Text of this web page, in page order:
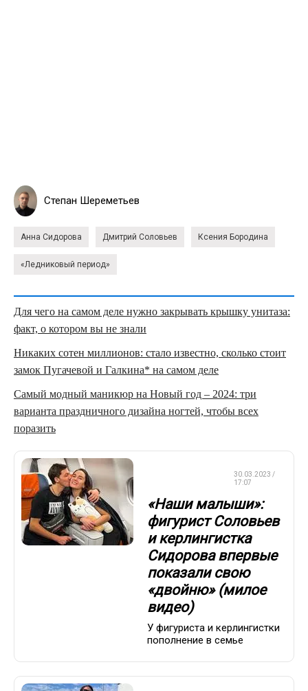
Степан Шереметьев
Анна Сидорова Дмитрий Соловьев Ксения Бородина
«Ледниковый период»
Для чего на самом деле нужно закрывать крышку унитаза:
факт, о котором вы не знали
Никаких сотен миллионов: стало известно, сколько стоит
замок Пугачевой и Галкина* на самом деле
Самый модный маникюр на Новый год – 2024: три
варианта праздничного дизайна ногтей, чтобы всех
поразить
30.03.2023 /
17:07
«Наши малыши»:
фигурист Соловьев
и керлингистка
Сидорова впервые
показали свою
«двойню» (милое
видео)
У фигуриста и керлингистки
пополнение в семье